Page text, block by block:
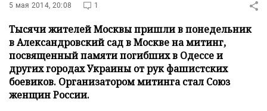
5 мая 2014, 20:08 1
Тысячи жителей Москвы пришли в понедельник
в Александровский сад в Москве на митинг,
посвященный памяти погибших в Одессе и
других городах Украины от рук фашистских
боевиков. Организатором митинга стал Союз
женщин России.